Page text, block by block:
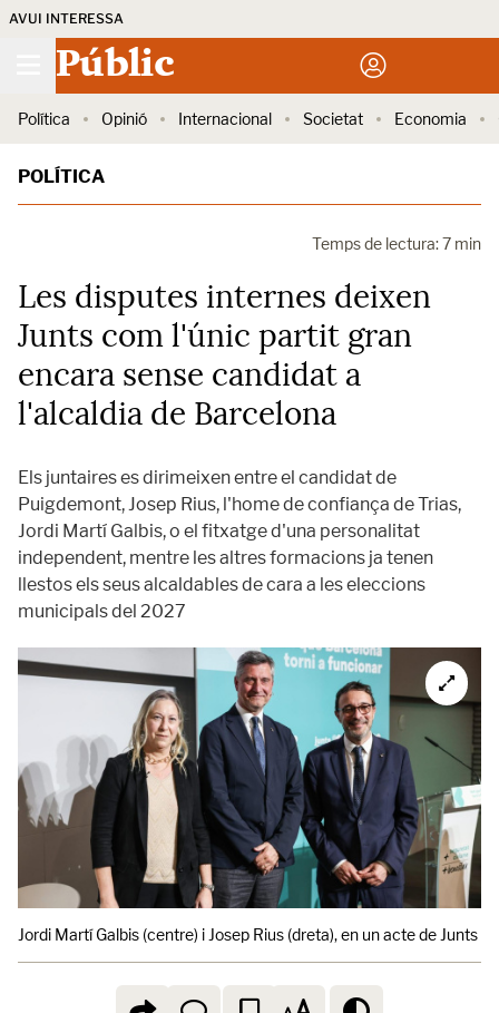
AVUI INTERESSA
Públic
Política Opinió Internacional Societat Economia
POLÍTICA
Temps de lectura: 7 min
Les disputes internes deixen
Junts com l'únic partit gran
encara sense candidat a
l'alcaldia de Barcelona
Els juntaires es dirimeixen entre el candidat de
Puigdemont, Josep Rius, l'home de confiança de Trias,
Jordi Martí Galbis, o el fitxatge d'una personalitat
independent, mentre les altres formacions ja tenen
llestos els seus alcaldables de cara a les eleccions
municipals del 2027
Jordi Martí Galbis (centre) i Josep Rius (dreta), en un acte de Junts